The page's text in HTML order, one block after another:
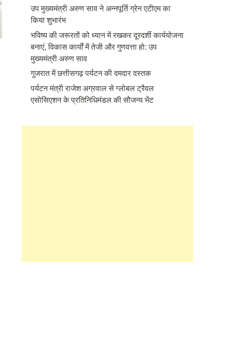
उप मुख्यमंत्री अरुण साव ने अन्नपूर्ति ग्रेन एटीएम का
किया शुभारंभ
भविष्य की जरूरतों को ध्यान में रखकर दूरदर्शी कार्ययोजना
बनाएं, विकास कार्यों में तेजी और गुणवत्ता हो: उप
मुख्यमंत्री अरुण साव
गुजरात में छत्तीसगढ़ पर्यटन की दमदार दस्तक
पर्यटन मंत्री राजेश अग्रवाल से ग्लोबल ट्रैवल
एसोसिएशन के प्रतिनिधिमंडल की सौजन्य भेंट